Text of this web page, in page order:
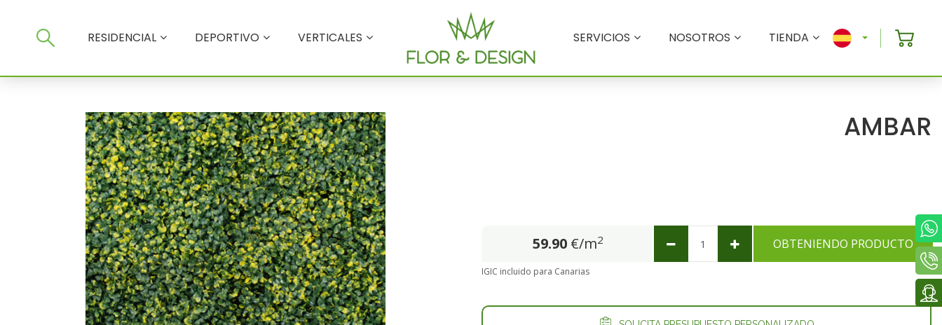
RESIDENCIAL DEPORTIVO VERTICALES SERVICIOS NOSOTROS TIENDA
AMBAR
59.90 €/m2 OBTENIENDO PRODUCTO
IGIC incluido para Canarias
DEPORTIVO